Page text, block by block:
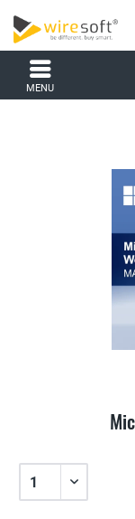
MENU